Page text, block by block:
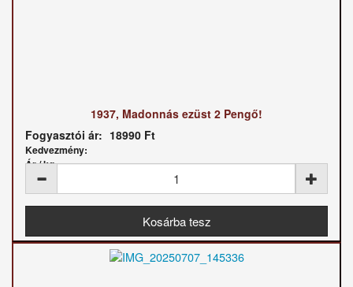
1937, Madonnás ezüst 2 Pengő!
Fogyasztói ár: 18990 Ft
Kedvezmény:
Ár / kg: